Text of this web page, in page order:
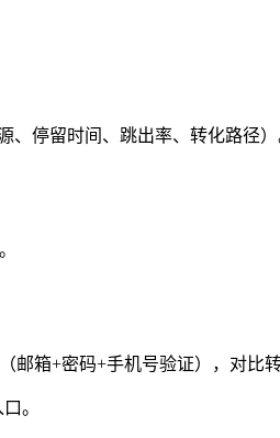
、停留时间、跳出率、转化路径）
邮箱+密码+手机号验证），对比转
。